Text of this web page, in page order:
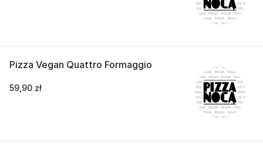
Pizza Vegan Quattro Formaggio
59,90 zł